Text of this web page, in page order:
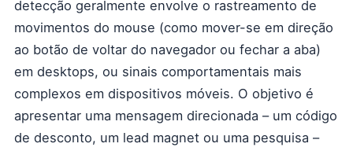
detecção geralmente envolve o rastreamento de
movimentos do mouse (como mover-se em direção
ao botão de voltar do navegador ou fechar a aba)
em desktops, ou sinais comportamentais mais
complexos em dispositivos móveis. O objetivo é
apresentar uma mensagem direcionada – um código
de desconto, um lead magnet ou uma pesquisa –